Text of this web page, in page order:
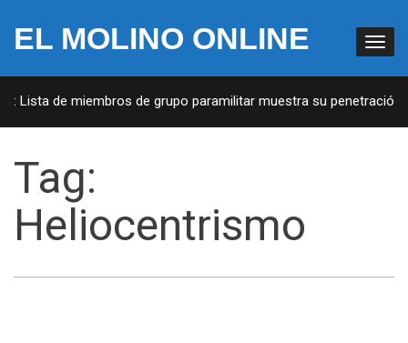
EL MOLINO ONLINE
Lista de miembros de grupo paramilitar muestra su penetración
Tag:
Heliocentrismo